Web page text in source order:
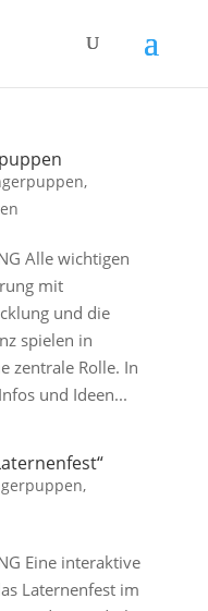
,
Alle wichtigen
mit
und die
spielen in
zentrale Rolle. In
und Ideen...
,
Eine interaktive
Laternenfest im